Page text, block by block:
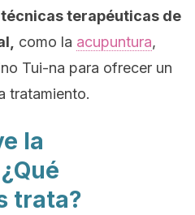
terapéuticas de
como la acupuntura,
Tui-na para ofrecer un
tratamiento.
la
trata?